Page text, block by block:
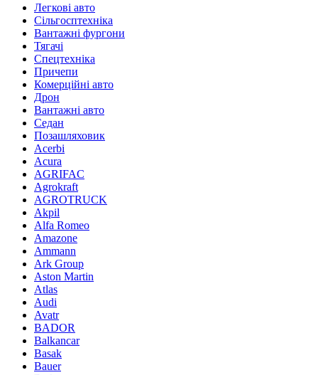
Легкові авто
Сільгосптехніка
Вантажні фургони
Тягачі
Спецтехніка
Причепи
Комерційні авто
Дрон
Вантажні авто
Седан
Позашляховик
Acerbi
Acura
AGRIFAC
Agrokraft
AGROTRUCK
Akpil
Alfa Romeo
Amazone
Ammann
Ark Group
Aston Martin
Atlas
Audi
Avatr
BADOR
Balkancar
Basak
Bauer